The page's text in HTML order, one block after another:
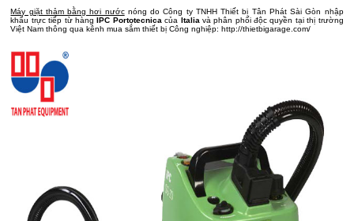
Máy giặt thảm bằng hơi nướcnóng do Công ty TNHH Thiết bị Tân Phát Sài Gòn nhập
khẩu trực tiếp từ hàngIPC Portotecnicacủa Italiavà phân phối độc quyền tại thị trường
Việt Nam thông qua kênh mua sắm thiết bị Công nghiệp:http://thietbigarage.com/